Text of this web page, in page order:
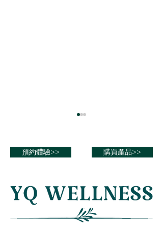
仑对老年患者术前治疗的
效果比较：符合
照试验”
https://journals.lww.com/md-
cranial.34.aspx
預約體驗>> 購買產品>>